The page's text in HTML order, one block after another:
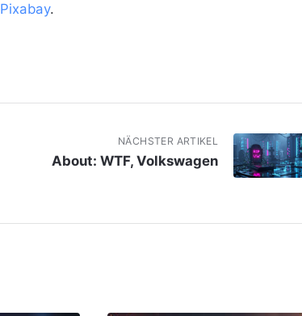
Pixabay.
NÄCHSTER ARTIKEL
About: WTF, Volkswagen